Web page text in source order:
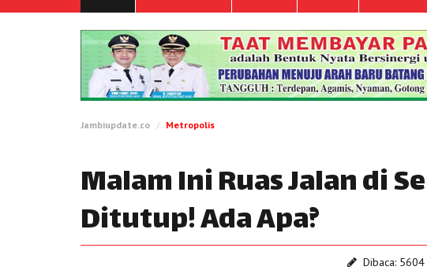
Jambiupdate.co Metropolis
Malam Ini Ruas Jalan di
Ditutup! Ada Apa?
Dibaca: 5604